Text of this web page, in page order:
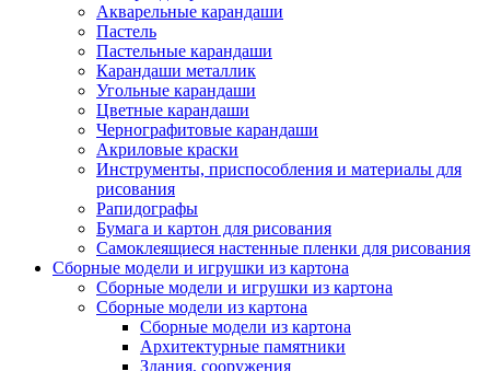
Акварельные карандаши
Пастель
Пастельные карандаши
Карандаши металлик
Угольные карандаши
Цветные карандаши
Чернографитовые карандаши
Акриловые краски
Инструменты, приспособления и материалы для
рисования
Рапидографы
Бумага и картон для рисования
Самоклеящиеся настенные пленки для рисования
Сборные модели и игрушки из картона
Сборные модели и игрушки из картона
Сборные модели из картона
Сборные модели из картона
Архитектурные памятники
Здания, сооружения